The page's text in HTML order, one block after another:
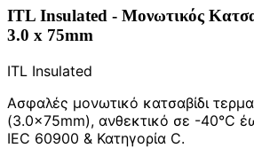
ITL Insulated - Μονωτικός
3.0 x 75mm
ITL Insulated
Ασφαλές μονωτικό κατσαβίδι
(3.0x75mm), ανθεκτικό σε -40°C
IEC 60900 & Κατηγορία C.